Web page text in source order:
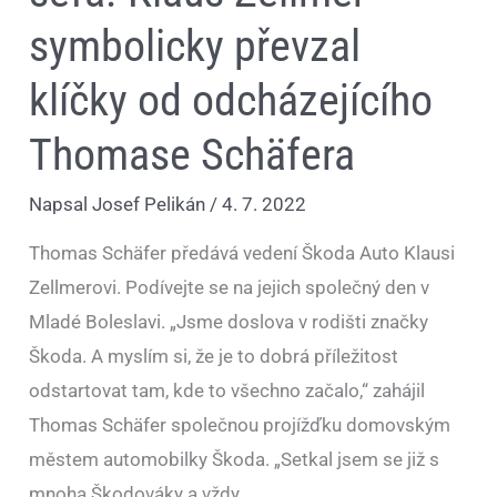
symbolicky převzal
klíčky od odcházejícího
Thomase Schäfera
NapsalJosef Pelikán/4. 7. 2022
Thomas Schäfer předává vedení Škoda Auto Klausi
Zellmerovi. Podívejte se na jejich společný den v
Mladé Boleslavi. „Jsme doslova v rodišti značky
Škoda. A myslím si, že je to dobrá příležitost
odstartovat tam, kde to všechno začalo,“ zahájil
Thomas Schäfer společnou projížďku domovským
městem automobilky Škoda. „Setkal jsem se již s